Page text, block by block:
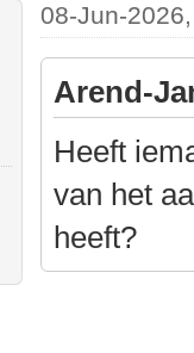
08-Jun-
Arend-
Heeft
van het
heeft?